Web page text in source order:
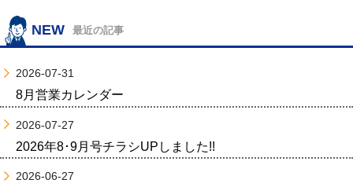
NEW 最近の記事
2026-07-31
8月営業カレンダー
2026-07-27
2026年8･9月号チラシUPしました!!
2026-06-27